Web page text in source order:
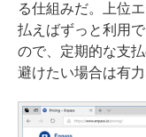
る仕組みだ。上位
払えばずっと利用
ので、定期的な支
避けたい場合は有